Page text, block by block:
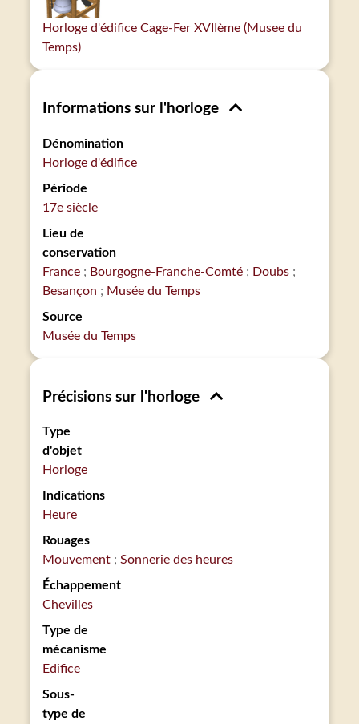
Horloge d'édifice Cage-Fer XVIIème (Musee du
Temps)
Informations sur l'horloge
Dénomination
Horloge d'édifice
Période
17e siècle
Lieu de
conservation
France
Bourgogne-Franche-Comté
Doubs
Besançon
Musée du Temps
Source
Musée du Temps
Précisions sur l'horloge
Type
d'objet
Horloge
Indications
Heure
Rouages
Mouvement
Sonnerie des heures
Échappement
Chevilles
Type de
mécanisme
Edifice
Sous-
type de